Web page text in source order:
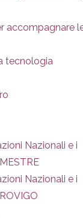
accompagnare
tecnologia
Nazionali e i
Nazionali e i